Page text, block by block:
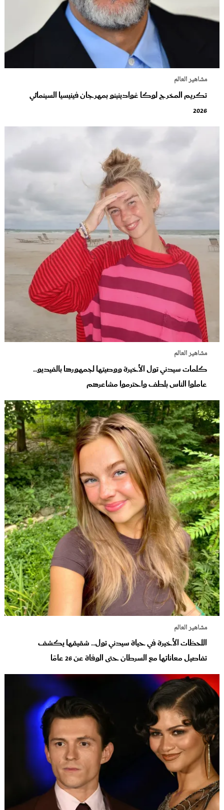
مشاهير العالم
تكريم المخرج لوكا غوادينينو بمهرجان فينيسيا السينمائي
2026
مشاهير العالم
كلمات سيدني تول الأخيرة ووصيتها لجمهورها بالفيديو..
عاملوا الناس بلطف واحترموا مشاعرهم
مشاهير العالم
اللحظات الأخيرة في حياة سيدني تول.. شقيقها يكشف
تفاصيل معاناتها مع السرطان حتى الوفاة عن 26 عامًا